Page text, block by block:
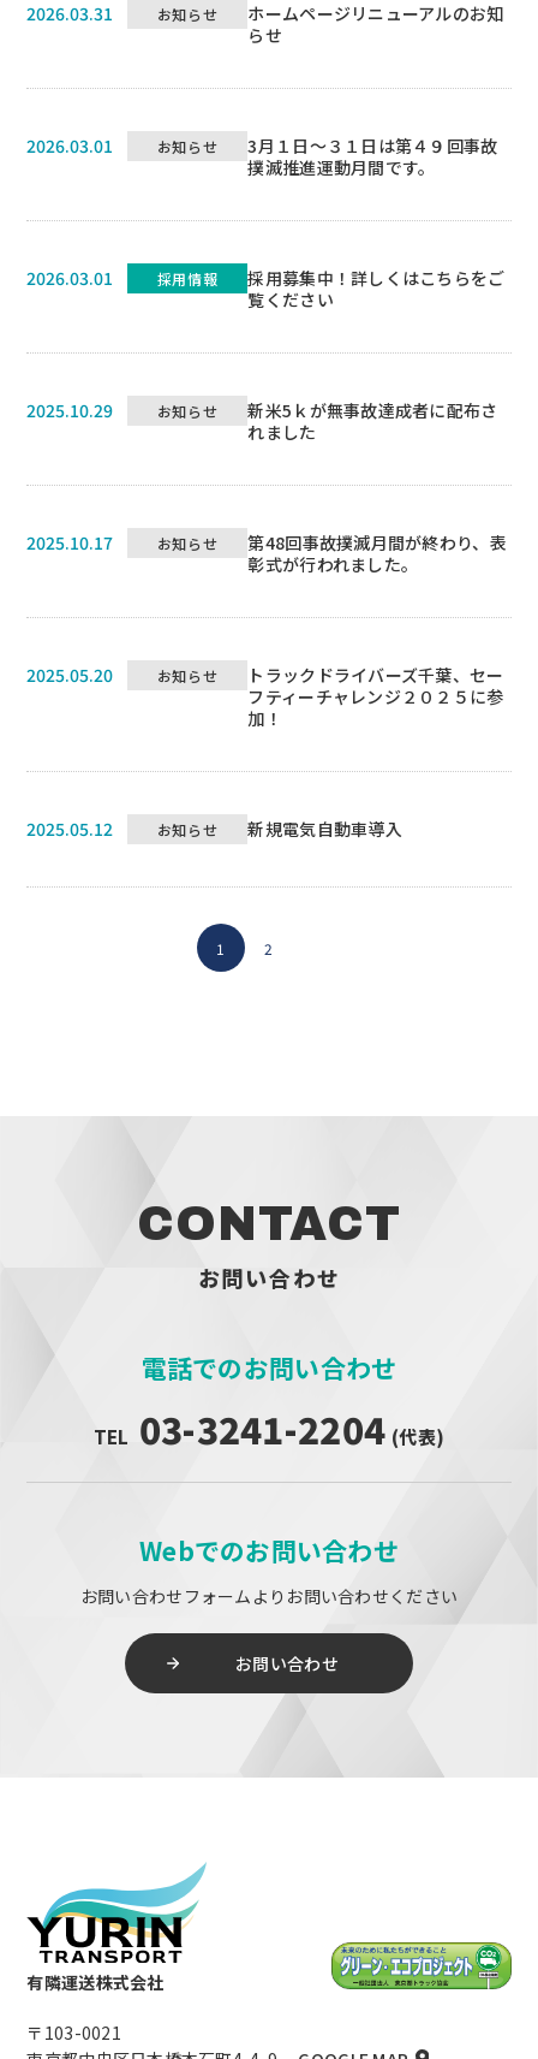
2026.03.31 お知らせ
ホームページリニューアルのお知
らせ
2026.03.01 お知らせ
3月１日～３１日は第４９回事故
撲滅推進運動月間です。
2026.03.01 採用情報
採用募集中！詳しくはこちらをご
覧ください
2025.10.29 お知らせ
新米5ｋが無事故達成者に配布さ
れました
2025.10.17 お知らせ
第48回事故撲滅月間が終わり、表
彰式が行われました。
2025.05.20 お知らせ
トラックドライバーズ千葉、セー
フティーチャレンジ２０２５に参
加！
2025.05.12 お知らせ 新規電気自動車導入
1 2
CONTACT
お問い合わせ
電話でのお問い合わせ
TEL 03-3241-2204 (代表)
Webでのお問い合わせ
お問い合わせフォームよりお問い合わせください
お問い合わせ
有隣運送株式会社
〒103-0021